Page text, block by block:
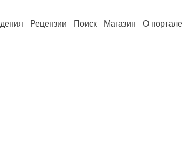
Рецензии Поиск Магазин О портале